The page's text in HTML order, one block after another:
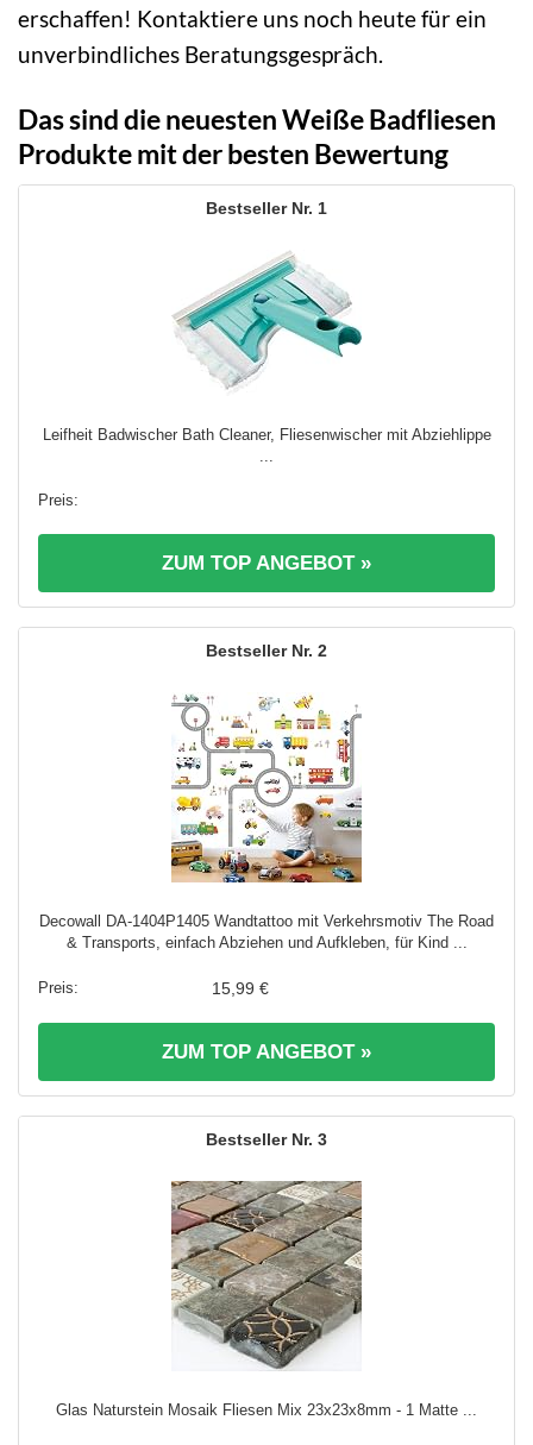
erschaffen! Kontaktiere uns noch heute für ein
unverbindliches Beratungsgespräch.
Das sind die neuesten Weiße Badfliesen
Produkte mit der besten Bewertung
1
Leifheit Badwischer Bath Cleaner, Fliesenwischer mit Abziehlippe
...
ZUM TOP ANGEBOT »
2
Decowall DA-1404P1405 Wandtattoo mit Verkehrsmotiv The Road
& Transports, einfach Abziehen und Aufkleben, für Kind ...
15,99 €
ZUM TOP ANGEBOT »
3
Glas Naturstein Mosaik Fliesen Mix 23x23x8mm - 1 Matte ...